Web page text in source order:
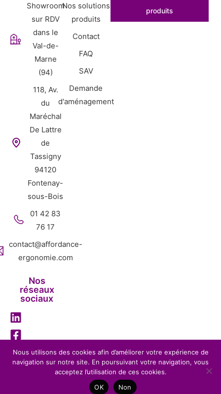
Showroom
sur RDV
dans le
Val-de-
Marne
(94)
118, Av.
du
Maréchal
De Lattre
de
Tassigny
94120
Fontenay-
sous-Bois
01 42 83
76 17
contact@affordance-
ergonomie.com
Nos
réseaux
sociaux
Nos solutions
produits
Contact
FAQ
SAV
Demande
d'aménagement
produits
Affordance Ergonomie – 2026 – Tous droits réservés-
RéalisationBENEFITS WEB
Mentions légalesPolitique de confidentialité
Nous utilisons des cookies afin d’améliorer votre expérience de
navigation sur notre site. En poursuivant votre navigation, vous
acceptez l’utilisation de ces cookies.
OK
Non